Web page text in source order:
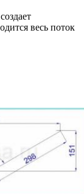
весь поток